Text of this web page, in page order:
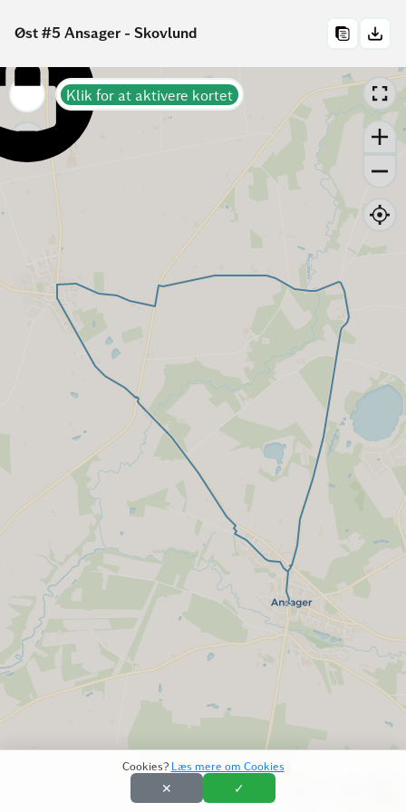
Øst #5 Ansager - Skovlund
Klik for at aktivere kortet
Cookies? Læs mere om Cookies
✕ ✓